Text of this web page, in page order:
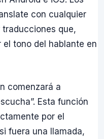
con cualquier
que,
tono del hablante en
comenzará a
Esta función
por el
fuera una llamada,